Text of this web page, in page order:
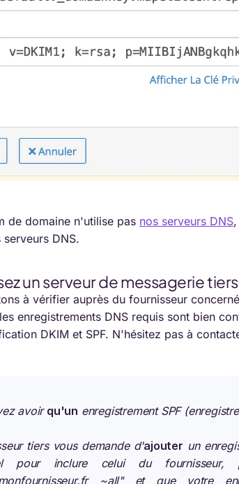
de domaine n'utilise pas nos serveurs DNS
DNS.
un serveur de messagerie tiers
à vérifier auprès du fournisseur
enregistrements DNS requis sont bien
DKIM et SPF. N'hésitez pas à
avoir qu'un enregistrement SPF
tiers vous demande d'ajouter un
pour inclure celui du fournisseur,
~all" et que votre